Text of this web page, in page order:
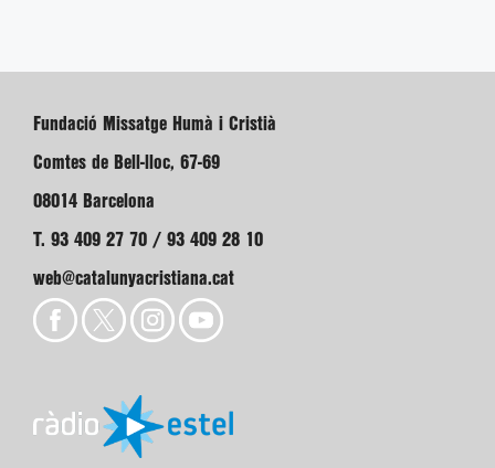
Fundació Missatge Humà i Cristià
Comtes de Bell-lloc, 67-69
08014 Barcelona
T. 93 409 27 70 / 93 409 28 10
web@catalunyacristiana.cat